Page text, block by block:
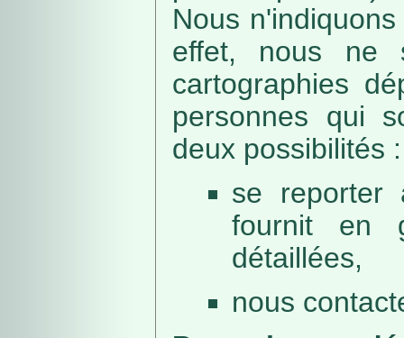
Nous
effet, nous ne
cartographies
personnes qui
deux possibilités :
se reporter
fournit en
détaillées,
nous